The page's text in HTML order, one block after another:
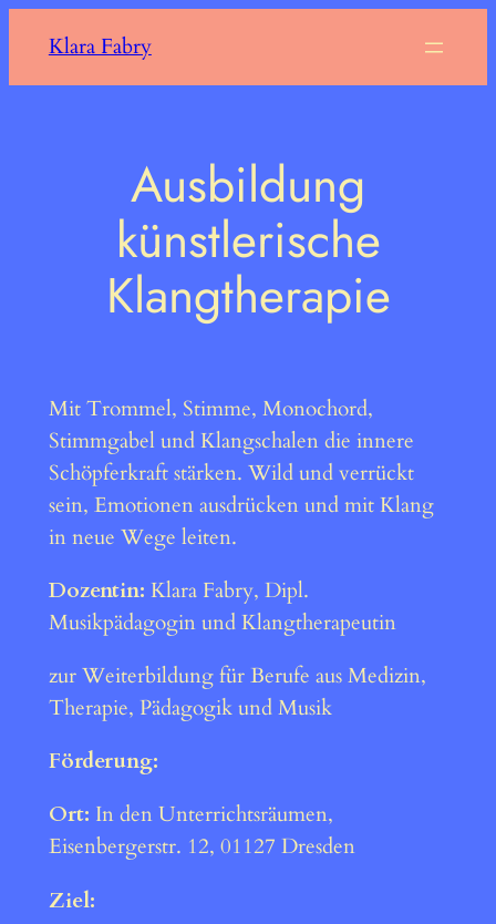
Inhalt
springen
Klara Fabry
Ausbildung
künstlerische
Klangtherapie
Mit Trommel, Stimme, Monochord,
Stimmgabel und Klangschalen die innere
Schöpferkraft stärken. Wild und verrückt
sein, Emotionen ausdrücken und mit Klang
in neue Wege leiten.
Dozentin: Klara Fabry, Dipl.
Musikpädagogin und Klangtherapeutin
zur Weiterbildung für Berufe aus Medizin,
Therapie, Pädagogik und Musik
Förderung:
Ort: In den Unterrichtsräumen,
Eisenbergerstr. 12, 01127 Dresden
Ziel: